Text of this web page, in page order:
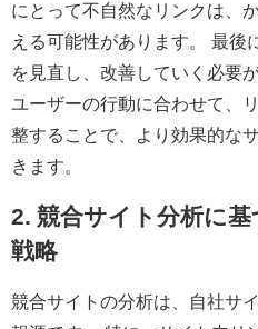
にとって不自然なリンクは、
える可能性があります。 最後
を見直し、改善していく必要
ユーザーの行動に合わせて、
整することで、より効果的な
きます。
2. 競合サイト分析に
戦略
競合サイトの分析は、自社サ